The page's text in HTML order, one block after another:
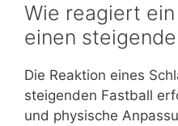
Wie reagiert
einen
Die Reaktion eines
steigenden Fastball
und physische